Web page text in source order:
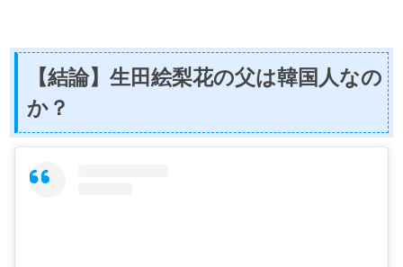
【結論】生田絵梨花の父は韓国人なの
か？